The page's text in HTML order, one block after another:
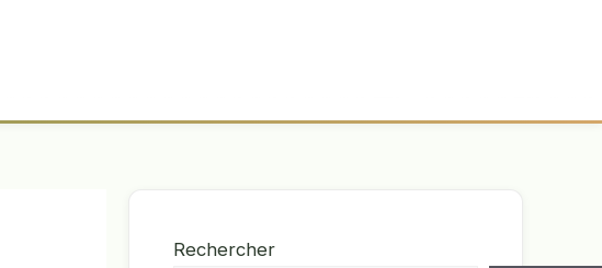
Rechercher